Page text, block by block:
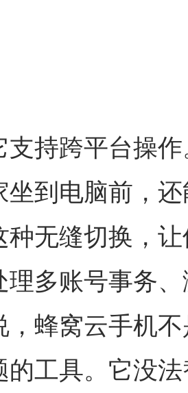
支持跨平台操
坐到电脑前，
种无缝切换，
理多账号事务
，蜂窝云手机
的工具。它没